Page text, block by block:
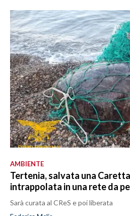
AMBIENTE
Tertenia, salvata una
intrappolata in una rete da
Sarà curata al CReS e poi liberata